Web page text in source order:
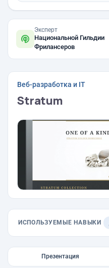
Эксперт
Национальной Гильдии
Фрилансеров
Веб-разработка и IT
Stratum
ИСПОЛЬЗУЕМЫЕ НАВЫКИ
Презентация